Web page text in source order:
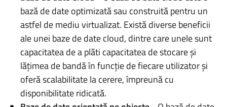
bază de date optimizată sau construită pentru un
astfel de mediu virtualizat. Există diverse beneficii
ale unei baze de date cloud, dintre care unele sunt
capacitatea de a plăti capacitatea de stocare și
lățimea de bandă în funcție de fiecare utilizator și
oferă scalabilitate la cerere, împreună cu
disponibilitate ridicată.